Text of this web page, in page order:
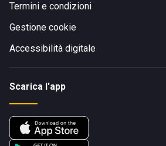
Termini e condizioni
Gestione cookie
Accessibilità digitale
Scarica l'app